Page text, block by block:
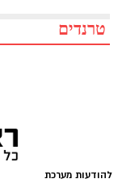
טרנדים
להודעות מערכת